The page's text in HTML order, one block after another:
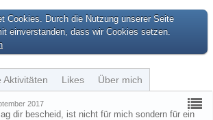
Cookies. Durch die Nutzung unserer Seite
einverstanden, dass wir Cookies setzen.
Aktivitäten Likes Über mich
2017
dir bescheid, ist nicht für mich sondern für ein